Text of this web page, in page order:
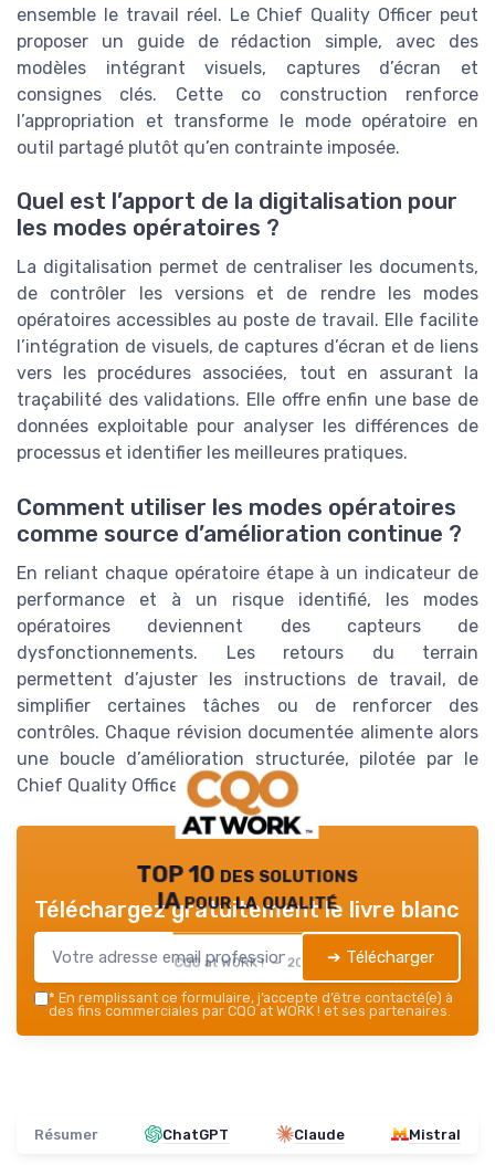
ensemble le travail réel. Le Chief Quality Officer peut
proposer un guide de rédaction simple, avec des
modèles intégrant visuels, captures d’écran et
consignes clés. Cette co construction renforce
l’appropriation et transforme le mode opératoire en
outil partagé plutôt qu’en contrainte imposée.
Quel est l’apport de la digitalisation pour
les modes opératoires ?
La digitalisation permet de centraliser les documents,
de contrôler les versions et de rendre les modes
opératoires accessibles au poste de travail. Elle facilite
l’intégration de visuels, de captures d’écran et de liens
vers les procédures associées, tout en assurant la
traçabilité des validations. Elle offre enfin une base de
données exploitable pour analyser les différences de
processus et identifier les meilleures pratiques.
Comment utiliser les modes opératoires
comme source d’amélioration continue ?
En reliant chaque opératoire étape à un indicateur de
performance et à un risque identifié, les modes
opératoires deviennent des capteurs de
dysfonctionnements. Les retours du terrain
permettent d’ajuster les instructions de travail, de
simplifier certaines tâches ou de renforcer des
contrôles. Chaque révision documentée alimente alors
une boucle d’amélioration structurée, pilotée par le
Chief Quality Officer.
TOP 10 des solutions
IA pour la qualité
CQO at WORK ! — 2026
Téléchargez gratuitement le livre blanc
➔ Télécharger
* En remplissant ce formulaire, j’accepte d’être contacté(e) à
des fins commerciales par CQO at WORK ! et ses partenaires.
Résumer ChatGPT Claude Mistral